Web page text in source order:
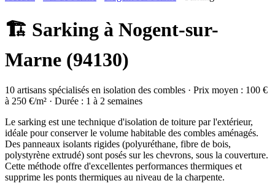
🏗️ Sarking à Nogent-sur-
Marne (94130)
10 artisans spécialisés en isolation des combles · Prix moyen : 100 €
à 250 €/m² · Durée : 1 à 2 semaines
Le sarking est une technique d'isolation de toiture par l'extérieur,
idéale pour conserver le volume habitable des combles aménagés.
Des panneaux isolants rigides (polyuréthane, fibre de bois,
polystyrène extrudé) sont posés sur les chevrons, sous la couverture.
Cette méthode offre d'excellentes performances thermiques et
supprime les ponts thermiques au niveau de la charpente.